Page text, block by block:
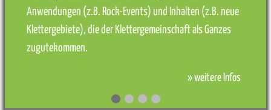
Anwendungen (z.B. Rock-Events) und Inhalten (z.B. neue
Klettergebiete), die der Klettergemeinschaft als Ganzes
zugutekommen.
» weitere Infos